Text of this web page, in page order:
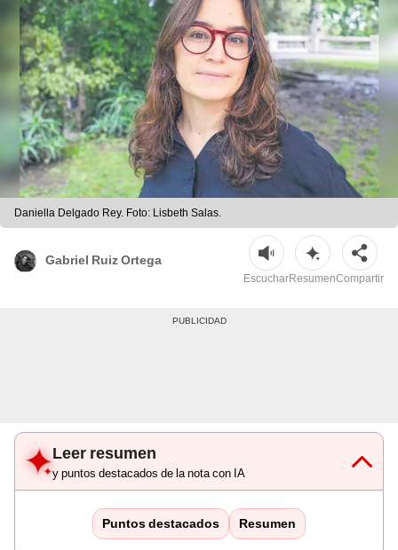
Daniella Delgado Rey. Foto: Lisbeth Salas.
Gabriel Ruiz Ortega
EscucharResumenCompartir
Leer resumen
y puntos destacados de la nota con IA
Puntos destacados Resumen